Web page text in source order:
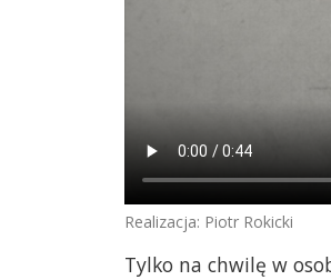
Realizacja: Piotr Rokicki
Tylko na chwilę w